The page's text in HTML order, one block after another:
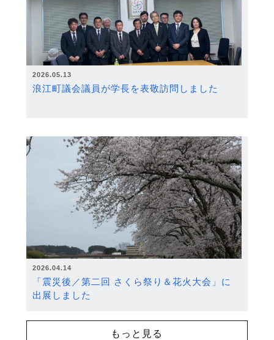
2026.05.13
浪江町議会議員が学長を表敬訪問しました
2026.04.14
「震災後／第二回 さくら祭り＆花火大会」に
出展しました
もっと見る